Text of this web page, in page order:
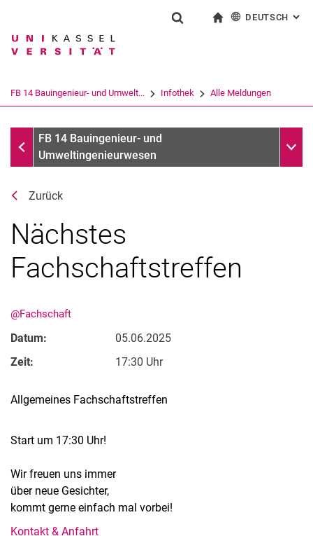
Springe direkt zu: Inhalt
Springe direkt zu: Suche
Springe direkt zu:
Suchbegriff
Suchen (öffnet externen Link in einem
DEUTSCH :
FB 14 Bauingenieur- und Umwelt... Infothek Alle Meldungen
Alle Meldungen
FB 14 Bauingenieur- und
Umweltingenieurwesen
Alle Meldungen
Meldungen: Forschung
Meldungen: Stu­di­um
Meldungen: Institute
Zurück
Nächstes
Fachschaftstreffen
@Fachschaft
Datum:
05.06.2025
Zeit:
17:30 Uhr
Allgemeines Fachschaftstreffen
Start um 17:30 Uhr!
Wir freuen uns immer
über neue Gesichter,
kommt gerne einfach mal vorbei!
Kontakt & Anfahrt